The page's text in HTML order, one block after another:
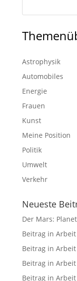
Astrophysik
Automobiles
Energie
Frauen
Kunst
Meine Position
Politik
Umwelt
Verkehr
Neueste
Der Mars:
Beitrag in Arbeit
Beitrag in Arbeit
Beitrag in Arbeit
Beitrag in Arbeit